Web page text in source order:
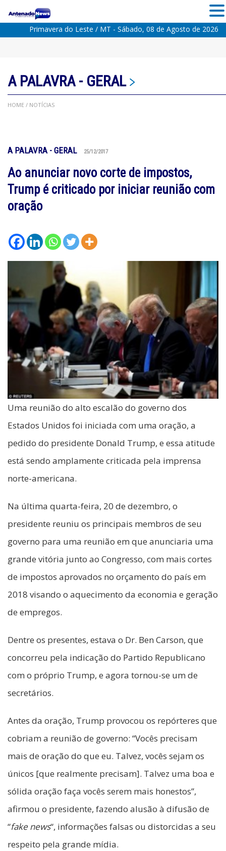
Primavera do Leste / MT - Sábado, 08 de Agosto de 2026
A PALAVRA- GERAL
HOME / NOTÍCIAS
A PALAVRA- GERAL 25/12/2017
Ao anunciar novo corte de impostos,
Trump é criticado por iniciar reunião com
oração
Uma reunião do alto escalão do governo dos
Estados Unidos foi iniciada com uma oração, a
pedido do presidente Donald Trump, e essa atitude
está sendo amplamente criticada pela imprensa
norte-americana.
Na última quarta-feira, 20 de dezembro, o
presidente reuniu os principais membros de seu
governo para uma reunião em que anunciaria uma
grande vitória junto ao Congresso, com mais cortes
de impostos aprovados no orçamento do país em
2018 visando o aquecimento da economia e geração
de empregos.
Dentre os presentes, estava o Dr. Ben Carson, que
concorreu pela indicação do Partido Republicano
com o próprio Trump, e agora tornou-se um de
secretários.
Antes da oração, Trump provocou os repórteres que
cobriam a reunião de governo: “Vocês precisam
mais de oração do que eu. Talvez, vocês sejam os
únicos [que realmente precisam]. Talvez uma boa e
sólida oração faça vocês serem mais honestos”,
afirmou o presidente, fazendo alusão à difusão de
“fake news“, informações falsas ou distorcidas a seu
respeito pela grande mídia.